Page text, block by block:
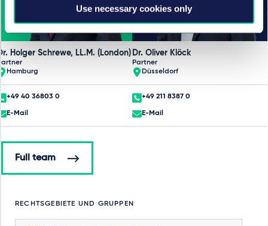
Use necessary cookies only
Holger Schrewe, LL.M. (London)
Hamburg
+49 40 36803 0
E-Mail
Dr. Oliver Klöck
Partner
Düsseldorf
+49 211 8387 0
E-Mail
Full team
RECHTSGEBIETE UND GRUPPEN